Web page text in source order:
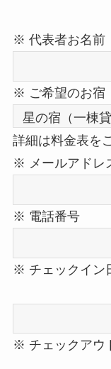
※ 代表者お名前
※ ご希望のお宿
詳細は料金表を
※ メールアドレ
※ 電話番号
※ チェックイ
※ チェックアウ